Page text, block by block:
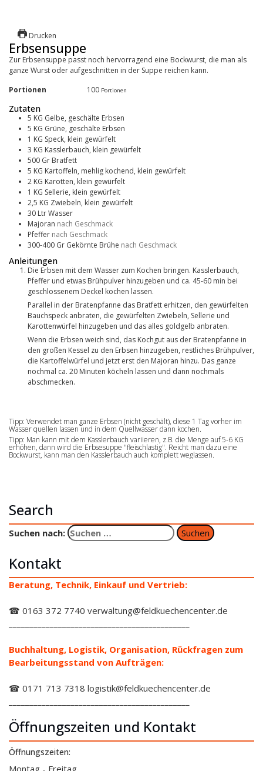
Drucken
Erbsensuppe
Zur Erbsensuppe passt noch hervorragend eine Bockwurst, die man als
ganze Wurst oder aufgeschnitten in der Suppe reichen kann.
Portionen
100 Portionen
Zutaten
5 KG Gelbe, geschälte Erbsen
5 KG Grüne, geschälte Erbsen
1 KG Speck, klein gewürfelt
3 KG Kasslerbauch, klein gewürfelt
500 Gr Bratfett
5 KG Kartoffeln, mehlig kochend, klein gewürfelt
2 KG Karotten, klein gewürfelt
1 KG Sellerie, klein gewürfelt
2,5 KG Zwiebeln, klein gewürfelt
30 LtrWasser
Majoran nach Geschmack
Pfeffer nach Geschmack
300-400 Gr Gekörnte Brühe nach Geschmack
Anleitungen
Die Erbsen mit dem Wasser zum Kochen bringen. Kasslerbauch,
Pfeffer und etwas Brühpulver hinzugeben und ca. 45-60 min bei
geschlossenem Deckel kochen lassen.
Parallel in der Bratenpfanne das Bratfett erhitzen, den gewürfelten
Bauchspeck anbraten, die gewürfelten Zwiebeln, Sellerie und
Karottenwürfel hinzugeben und das alles goldgelb anbraten.
Wenn die Erbsen weich sind, das Kochgut aus der Bratenpfanne in
den großen Kessel zu den Erbsen hinzugeben, restliches Brühpulver,
die Kartoffelwürfel und jetzt erst den Majoran hinzu. Das ganze
nochmal ca. 20 Minuten köcheln lassen und dann nochmals
abschmecken.
Tipp: Verwendet man ganze Erbsen (nicht geschält), diese 1 Tag vorher im
Wasser quellen lassen und in dem Quellwasser dann kochen.
Tipp: Man kann mit dem Kasslerbauch variieren, z.B. die Menge auf 5-6 KG
erhöhen, dann wird die Erbsesuppe "fleischlastig". Reicht man dazu eine
Bockwurst, kann man den Kasslerbauch auch komplett weglassen.
Search
Suchen nach:
Kontakt
Beratung, Technik, Einkauf und Vertrieb:
☎ 0163 372 7740 verwaltung@feldkuechencenter.de
Buchhaltung, Logistik, Organisation, Rückfragen zum
Bearbeitungsstand von Aufträgen:
☎ 0171 713 7318 logistik@feldkuechencenter.de
Öffnungszeiten und Kontakt
Öffnungszeiten:
Montag - Freitag